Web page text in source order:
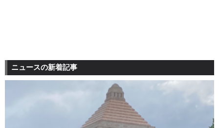
ニュースの新着記事